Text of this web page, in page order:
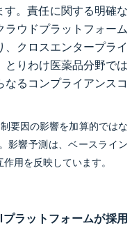
す。責任に関する明確な
ラウドプラットフォーム
クロスエンタープライ
とりわけ医薬品分野では
るコンプライアンスコ
要因の影響を加算的ではな
影響予測は、ベースライン
用を反映しています。
ラットフォームが採用